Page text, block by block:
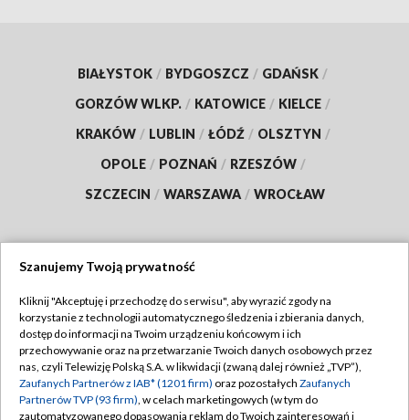
BIAŁYSTOK / BYDGOSZCZ / GDAŃSK /
GORZÓW WLKP. / KATOWICE / KIELCE /
KRAKÓW / LUBLIN / ŁÓDŹ / OLSZTYN /
OPOLE / POZNAŃ / RZESZÓW /
SZCZECIN / WARSZAWA / WROCŁAW
TVP
Abonament TVP
Emisja w TVP
Centrum informacji TVP
Regulamin TVP
Polityka prywatności
Moje zgody
Szanujemy Twoją prywatność
Kliknij "Akceptuję i przechodzę do serwisu", aby wyrazić zgody na
korzystanie z technologii automatycznego śledzenia i zbierania danych,
dostęp do informacji na Twoim urządzeniu końcowym i ich
przechowywanie oraz na przetwarzanie Twoich danych osobowych przez
nas, czyli Telewizję Polską S.A. w likwidacji (zwaną dalej również „TVP”),
Zaufanych Partnerów z IAB* (1201 firm) oraz pozostałych Zaufanych
Partnerów TVP (93 firm), w celach marketingowych (w tym do
zautomatyzowanego dopasowania reklam do Twoich zainteresowań i